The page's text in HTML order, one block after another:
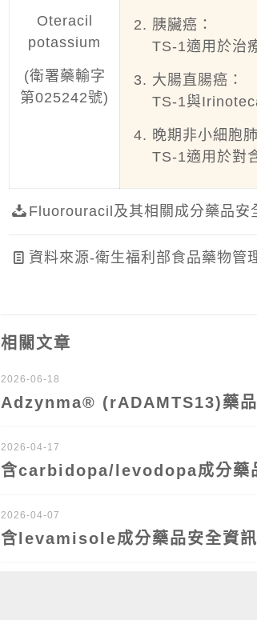
Oteracil
potassium
(衛署藥輸字
第025242號)
胰臟癌：
TS-1適用於治
大腸直腸癌：
TS-1與
晚期非小細胞肺
TS-1適用於對
Fluorouracil及其相關成分藥品安
資料來源-衛生福利部食品藥物管
相關文章
2026-06-18
Adzynma® (rADAMTS13)藥品
2026-04-17
含carbidopa/levodopa成分藥
2026-04-07
含levamisole成分藥品安全資